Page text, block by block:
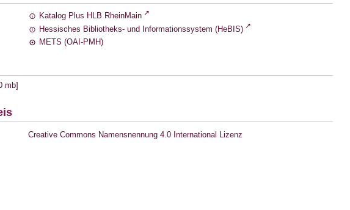
Katalog Plus HLB RheinMain
Hessisches Bibliotheks- und Informationssystem (HeBIS)
METS (OAI-PMH)
mb]
Creative Commons Namensnennung 4.0 International Lizenz